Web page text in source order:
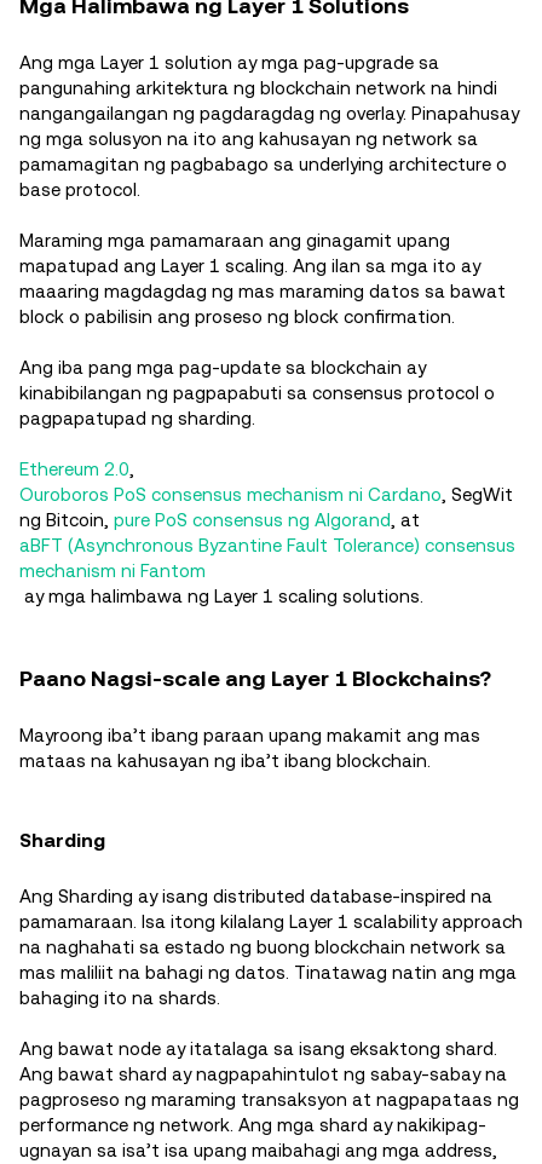
Mga Halimbawa ng Layer 1 Solutions
Ang mga Layer 1 solution ay mga pag-upgrade sa
pangunahing arkitektura ng blockchain network na hindi
nangangailangan ng pagdaragdag ng overlay. Pinapahusay
ng mga solusyon na ito ang kahusayan ng network sa
pamamagitan ng pagbabago sa underlying architecture o
base protocol.
Maraming mga pamamaraan ang ginagamit upang
mapatupad ang Layer 1 scaling. Ang ilan sa mga ito ay
maaaring magdagdag ng mas maraming datos sa bawat
block o pabilisin ang proseso ng block confirmation.
Ang iba pang mga pag-update sa blockchain ay
kinabibilangan ng pagpapabuti sa consensus protocol o
pagpapatupad ng sharding.
Ethereum 2.0
Ouroboros PoS consensus mechanism ni Cardano , SegWit
ng Bitcoin, pure PoS consensus ng Algorand , at
aBFT (Asynchronous Byzantine Fault Tolerance) consensus
mechanism ni Fantom
ay mga halimbawa ng Layer 1 scaling solutions.
Paano Nagsi-scale ang Layer 1 Blockchains?
Mayroong iba’t ibang paraan upang makamit ang mas
mataas na kahusayan ng iba’t ibang blockchain.
Sharding
Ang Sharding ay isang distributed database-inspired na
pamamaraan. Isa itong kilalang Layer 1 scalability approach
na naghahati sa estado ng buong blockchain network sa
mas maliliit na bahagi ng datos. Tinatawag natin ang mga
bahaging ito na shards.
Ang bawat node ay itatalaga sa isang eksaktong shard.
Ang bawat shard ay nagpapahintulot ng sabay-sabay na
pagproseso ng maraming transaksyon at nagpapataas ng
performance ng network. Ang mga shard ay nakikipag-
ugnayan sa isa’t isa upang maibahagi ang mga address,